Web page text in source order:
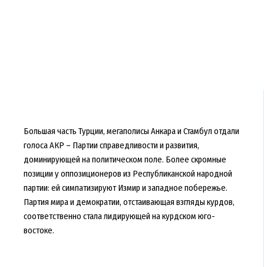
Большая часть Турции, мегаполисы Анкара и Стамбул отдали
голоса АКР – Партии справедливости и развития,
доминирующей на политическом поле. Более скромные
позиции у оппозиционеров из Республиканской народной
партии: ей симпатизируют Измир и западное побережье.
Партия мира и демократии, отстаивающая взгляды курдов,
соответственно стала лидирующей на курдском юго-
востоке.